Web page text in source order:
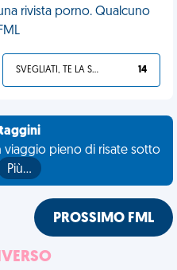
rivista porno. Qualcuno
SVEGLIATI, TE LA SEI CERCATA! 14
viaggio pieno di risate sotto
Più…
PROSSIMO FML